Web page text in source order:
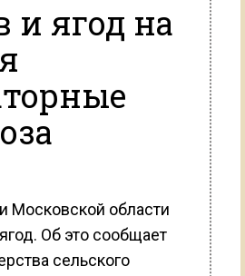
и ягод на
Московской области
Об это сообщает
сельского